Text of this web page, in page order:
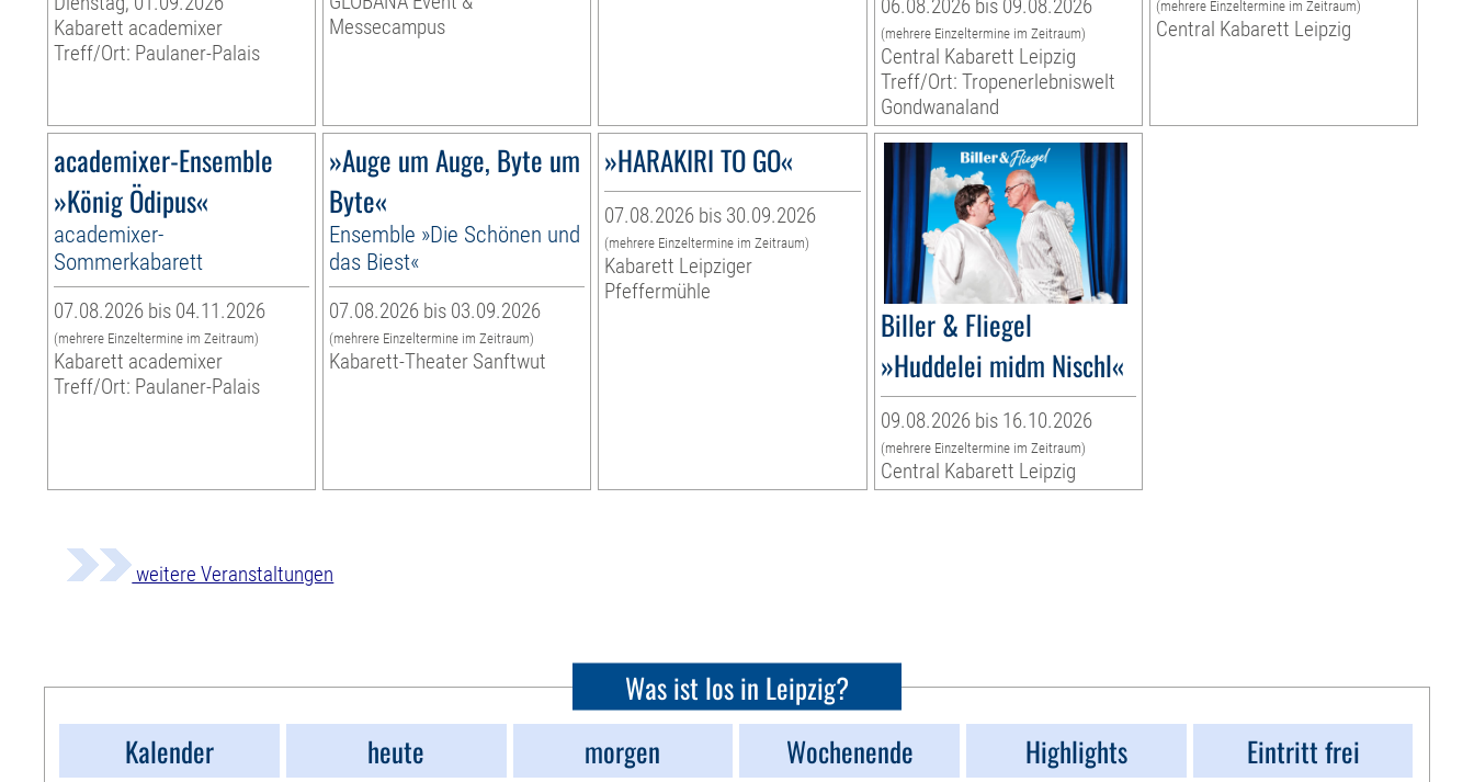
Kabarett academixer
Treff/Ort: Paulaner-Palais
Messecampus
06.08.2026 bis 09.08.2026
(mehrere Einzeltermine im Zeitraum)
Central Kabarett Leipzig
Treff/Ort: Tropenerlebniswelt
Gondwanaland
(mehrere Einzeltermine im Zeitraum)
Central Kabarett Leipzig
academixer-Ensemble
»König Ödipus«
academixer-
Sommerkabarett
07.08.2026 bis 04.11.2026
(mehrere Einzeltermine im Zeitraum)
Kabarett academixer
Treff/Ort: Paulaner-Palais
»Auge um Auge, Byte um
Byte«
Ensemble »Die Schönen und
das Biest«
07.08.2026 bis 03.09.2026
(mehrere Einzeltermine im Zeitraum)
Kabarett-Theater Sanftwut
»HARAKIRI TO GO«
07.08.2026 bis 30.09.2026
(mehrere Einzeltermine im Zeitraum)
Kabarett Leipziger
Pfeffermühle
Biller & Fliegel
»Huddelei midm Nischl«
09.08.2026 bis 16.10.2026
(mehrere Einzeltermine im Zeitraum)
Central Kabarett Leipzig
weitere Veranstaltungen
Was ist los in Leipzig?
Kalender
heute morgen Wochenende Highlights Eintritt frei